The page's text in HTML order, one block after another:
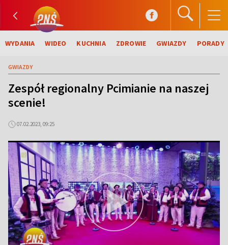
WYDANIA WIDEO KUCHNIA ZDROWIE GWIAZDY PORADY
GWIAZDY
Zespół regionalny Pcimianie na naszej
scenie!
07.02.2023, 09:25